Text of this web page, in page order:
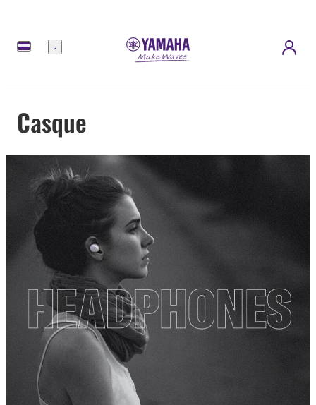
Menu
Casque